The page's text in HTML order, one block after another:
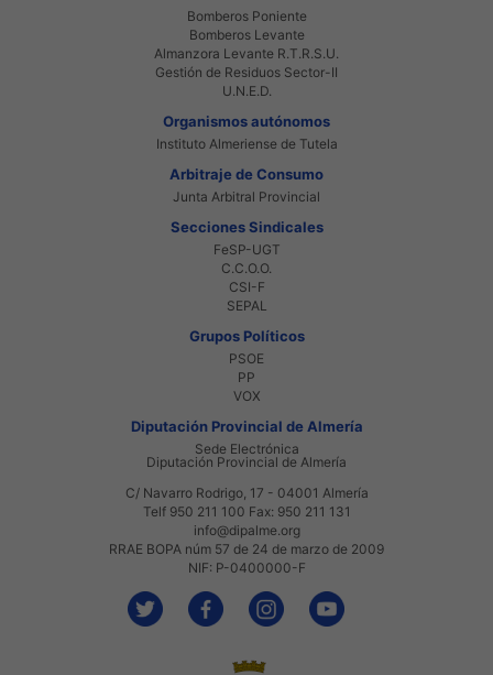
Bomberos Poniente
Bomberos Levante
Almanzora Levante R.T.R.S.U.
Gestión de Residuos Sector-II
U.N.E.D.
Organismos autónomos
Instituto Almeriense de Tutela
Arbitraje de Consumo
Junta Arbitral Provincial
Secciones Sindicales
FeSP-UGT
C.C.O.O.
CSI-F
SEPAL
Grupos Políticos
PSOE
PP
VOX
Diputación Provincial de Almería
Sede Electrónica
Diputación Provincial de Almería
C/ Navarro Rodrigo, 17 - 04001 Almería
Telf 950 211 100 Fax: 950 211 131
info@dipalme.org
RRAE BOPA núm 57 de 24 de marzo de 2009
NIF: P-0400000-F